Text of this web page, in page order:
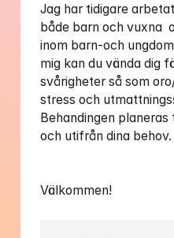
Jag har tidigare
både barn och vuxna
inom barn-och
mig kan du vända dig
svårigheter så som
stress och
Behandingen
och utifrån dina behov.